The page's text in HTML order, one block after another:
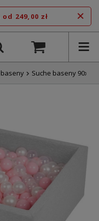
od 249,00 zł
Suche baseny 90x30